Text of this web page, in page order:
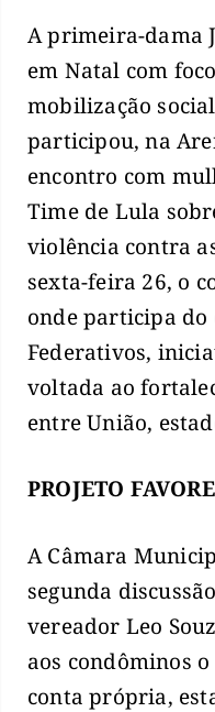
A primeira-dama
em Natal com
mobilização
participou, na
encontro com
Time de Lula
violência contra
sexta-feira 26, o
onde participa do
Federativos,
voltada ao
entre União,
PROJETO
A Câmara
segunda
vereador Leo
aos condôminos
conta própria,